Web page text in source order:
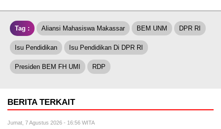
Tag : Aliansi Mahasiswa Makassar BEM UNM DPR RI
Isu Pendidikan Isu Pendidikan Di DPR RI
Presiden BEM FH UMI RDP
BERITA TERKAIT
Jumat, 7 Agustus 2026 - 16:56 WITA